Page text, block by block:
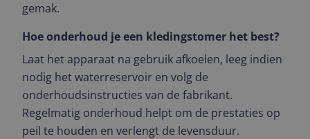
gemak.
Hoe onderhoud je een kledingstomer het best?
Laat het apparaat na gebruik afkoelen, leeg indien
nodig het waterreservoir en volg de
onderhoudsinstructies van de fabrikant.
Regelmatig onderhoud helpt om de prestaties op
peil te houden en verlengt de levensduur.